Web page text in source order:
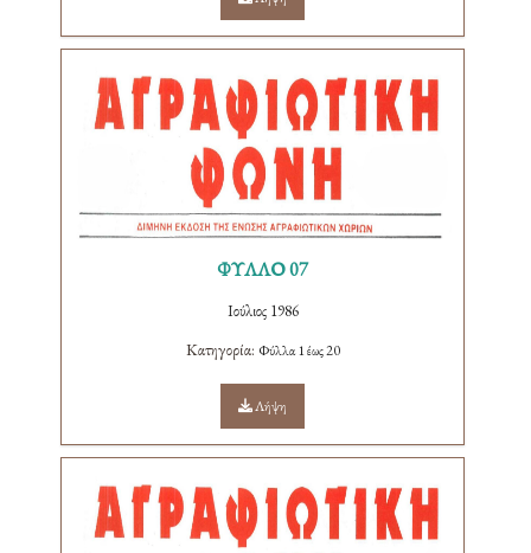
ΦΥΛΛΟ 07
Ιούλιος 1986
Κατηγορία: Φύλλα 1 έως 20
Λήψη